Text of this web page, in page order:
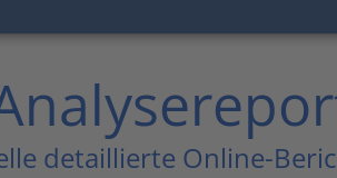
detaillierte Online-